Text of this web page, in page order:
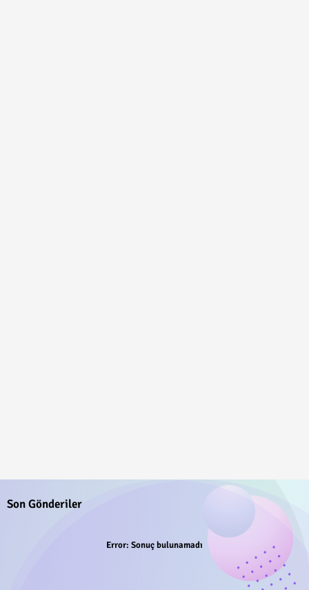
Son Gönderiler
Error: Sonuç bulunamadı